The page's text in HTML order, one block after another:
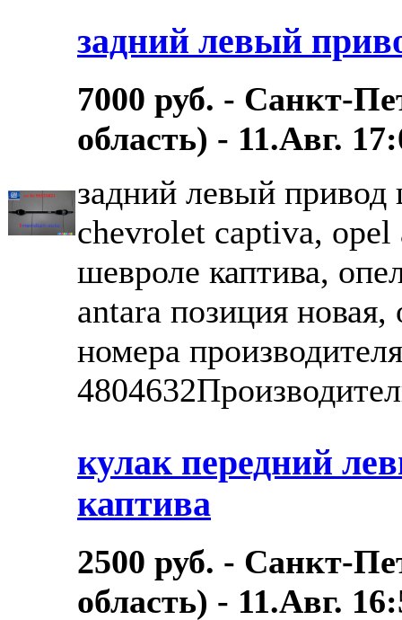
задний левый
7000 руб. - Санкт-
область) - 11.Авг.
задний левый привод
chevrolet captiva, opel
шевроле каптива,
antara позиция
номера
кулак передний
каптива
2500 руб. - Санкт-
область) - 11.Авг.